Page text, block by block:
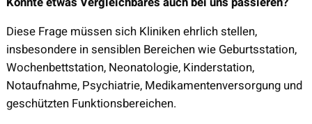
Diese Frage müssen sich Kliniken ehrlich stellen,
insbesondere in sensiblen Bereichen wie Geburtsstation,
Wochenbettstation, Neonatologie, Kinderstation,
Notaufnahme, Psychiatrie, Medikamentenversorgung und
geschützten Funktionsbereichen.